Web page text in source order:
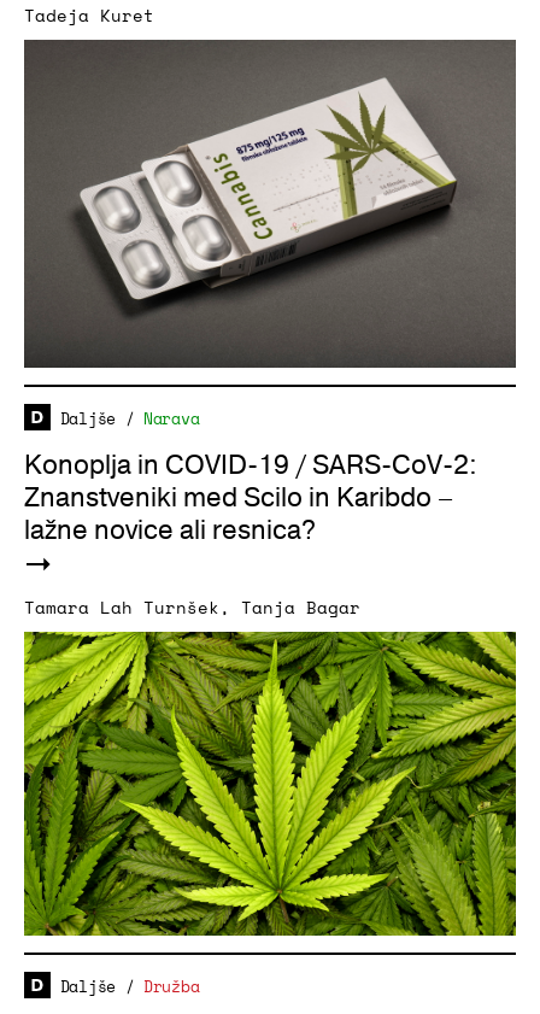
Tadeja Kuret
Daljše / Narava
Konoplja in COVID-19 / SARS-CoV-2:
Znanstveniki med Scilo in Karibdo –
lažne novice ali resnica?
Tamara Lah Turnšek, Tanja Bagar
Daljše / Družba